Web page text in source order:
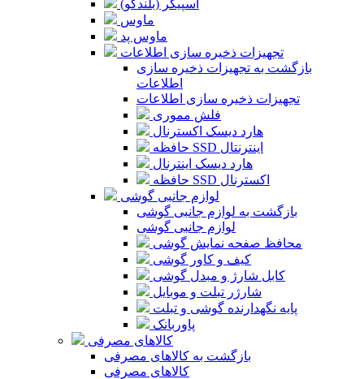
اسپیکر (بلندگو)
ماوس
ماوس پد
تجهیزات ذخیره سازی اطلاعات
بازگشت به تجهیزات ذخیره سازی
اطلاعات
تجهیزات ذخیره سازی اطلاعات
فلش مموری
هارد دیسک اکسترنال
حافظه SSD اینترنتال
هارد دیسک اینترنال
حافظه SSD اکسترنال
لوازم جانبی گوشی
بازگشت به لوازم جانبی گوشی
لوازم جانبی گوشی
محافظ صفحه نمایش گوشی
کیف و کاور گوشی
کابل شارژ و مبدل گوشی
شارژر تبلت و موبایل
پایه نگهدارنده گوشی و تبلت
پاوربانک
کالاهای مصرفی
بازگشت به کالاهای مصرفی
کالاهای مصرفی